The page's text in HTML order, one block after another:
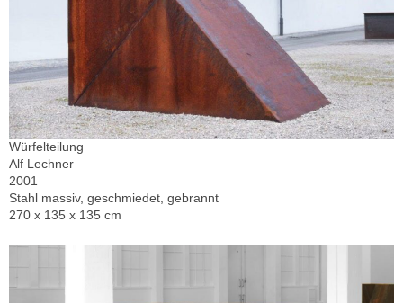
Würfelteilung
Alf Lechner
2001
Stahl massiv, geschmiedet, gebrannt
270 x 135 x 135 cm